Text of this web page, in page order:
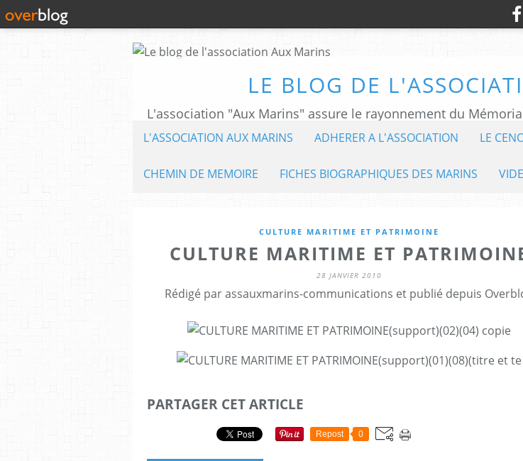
LE BLOG DE
L'ASSOCIATION AUX MARINS ADHERER A L'ASSOCIATION LE
CHEMIN DE MEMOIRE FICHES BIOGRAPHIQUES DES MARINS
CULTURE MARITIME ET PATRIMOINE
CULTURE MARITIME ET
28 JANVIER 2010
Rédigé par assauxmarins-communications et publié depuis
PARTAGER CET ARTICLE
Repost 0